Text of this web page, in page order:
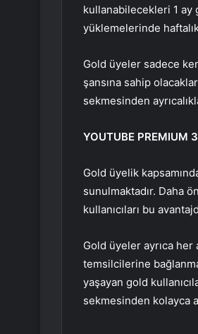
kullanabilecekleri 1 ay
yüklemelerinde
Gold üyeler sadece
şansına sahip
sekmesinden
YOUTUBE PREMIUM
Gold üyelik
sunulmaktadır. Daha
kullanıcıları bu
Gold üyeler ayrıca her
temsilcilerine
yaşayan gold
sekmesinden kolayca